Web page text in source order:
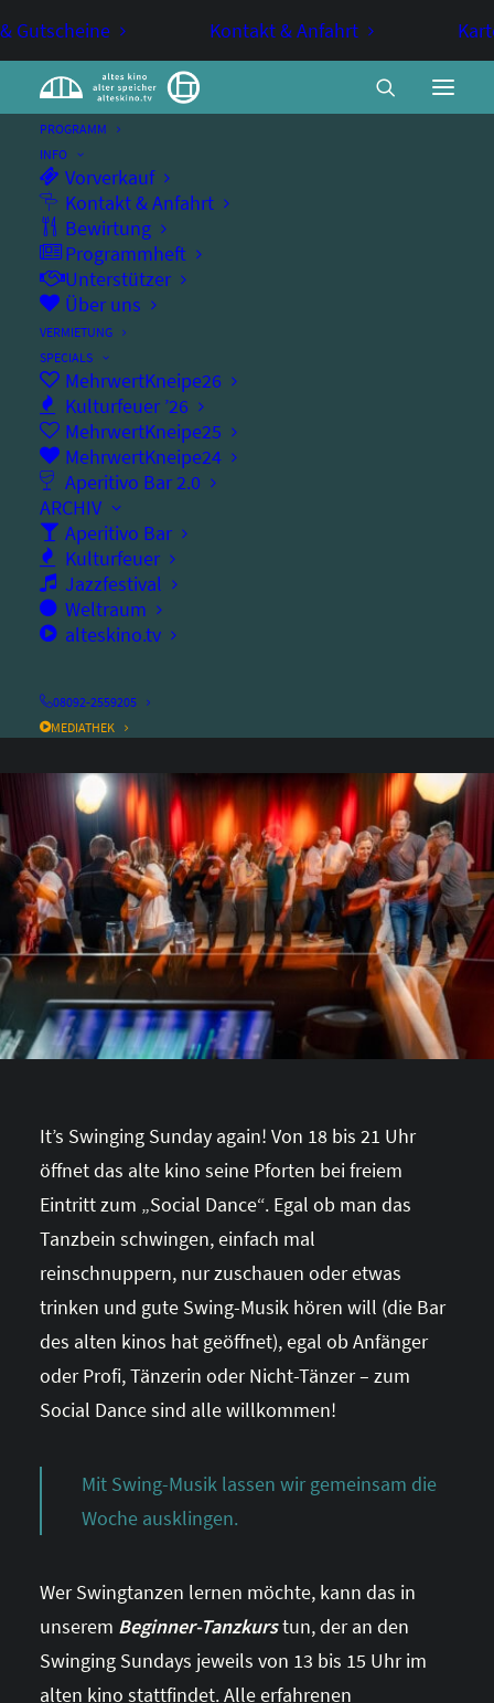
Gutscheine Kontakt & Anfahrt
PROGRAMM
INFO
Vorverkauf
Kontakt & Anfahrt
Bewirtung
Programmheft
Unterstützer
Über uns
VERMIETUNG
SPECIALS
MehrwertKneipe26
Kulturfeuer ’26
MehrwertKneipe25
MehrwertKneipe24
Aperitivo Bar 2.0
ARCHIV
Aperitivo Bar
Kulturfeuer
Jazzfestival
Weltraum
alteskino.tv
08092-2559205
MEDIATHEK
Swinging Sunday: Social Dance
(freier Eintritt)
TANZ
Swing tanzen im alten kino
It’s Swinging Sunday again! Von 18 bis 21 Uhr
öffnet das alte kino seine Pforten bei freiem
Eintritt zum „Social Dance“. Egal ob man das
Tanzbein schwingen, einfach mal
reinschnuppern, nur zuschauen oder etwas
trinken und gute Swing-Musik hören will (die Bar
des alten kinos hat geöffnet), egal ob Anfänger
oder Profi, Tänzerin oder Nicht-Tänzer – zum
Social Dance sind alle willkommen!
Mit Swing-Musik lassen wir gemeinsam die
Woche ausklingen.
Wer Swingtanzen lernen möchte, kann das in
unserem Beginner-Tanzkurstun, der an den
Swinging Sundays jeweils von 13 bis 15 Uhr im
alten kino stattfindet. Alle erfahrenen
Sonntag, 28.09.2025
Ort:
Dauer: